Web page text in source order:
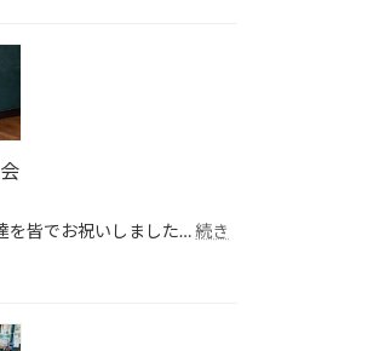
を皆でお祝いしました…続き